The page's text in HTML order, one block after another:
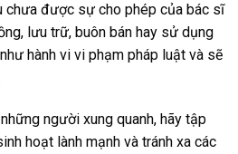
chưa được sự cho phép của bác sĩ
lưu trữ, buôn bán hay sử dụng
hành vi vi phạm pháp luật và sẽ
người xung quanh, hãy tập
hoạt lành mạnh và tránh xa các